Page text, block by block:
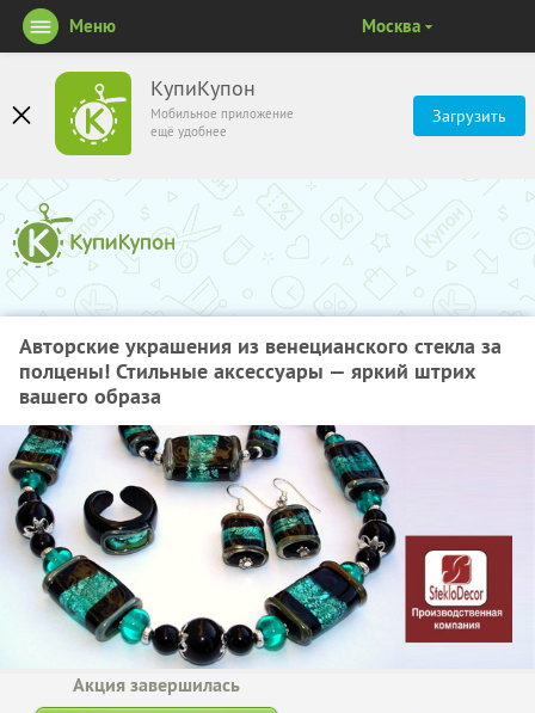
КупиКупон
Мобильное приложение
ещё удобнее
Загрузить
Меню Москва
Авторские украшения из венецианского стекла за
полцены! Стильные аксессуары — яркий штрих
вашего образа
Акция завершилась